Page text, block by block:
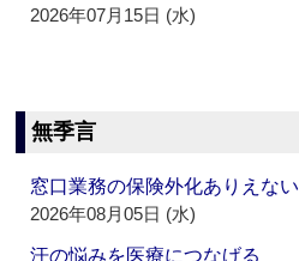
2026年07月15日 (水)
無季言
窓口業務の保険外化ありえない
2026年08月05日 (水)
汗の悩みを医療につなげる